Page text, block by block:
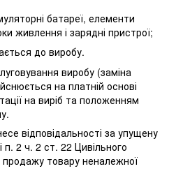
батареї, елементи
живлення і зарядні пристрої;
до виробу.
виробу (заміна
на платній основі
на виріб та положенням
відповідальності за упущену
п. 2 ч. 2 ст. 22 Цивільного
продажу товару неналежної